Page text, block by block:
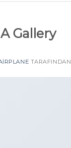
Gallery
TARAFINDAN